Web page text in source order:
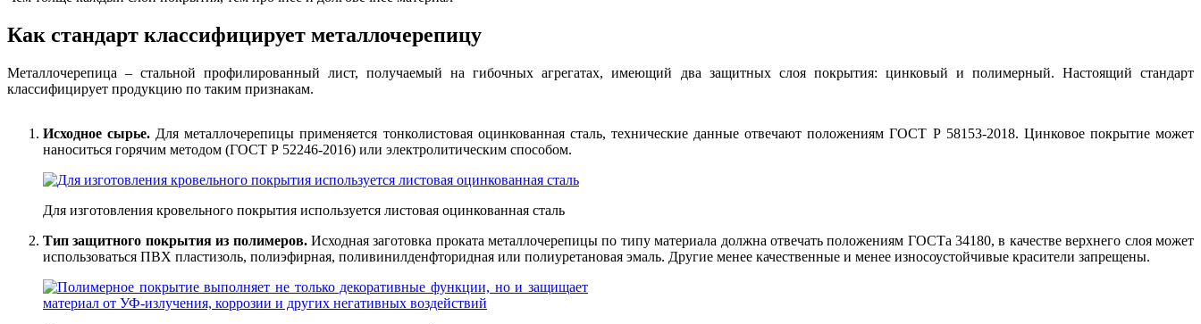
Как стандарт классифицирует металлочерепицу
Металлочерепица – стальной профилированный лист, получаемый на гибочных агрегатах, имеющий два защитных слоя покрытия: цинковый и полимерный. Настоящий стандарт
классифицирует продукцию по таким признакам.
Исходное сырье. Для металлочерепицы применяется тонколистовая оцинкованная сталь, технические данные отвечают положениям ГОСТ Р 58153-2018. Цинковое покрытие может
наноситься горячим методом (ГОСТ Р 52246-2016) или электролитическим способом.
Для изготовления кровельного покрытия используется листовая оцинкованная сталь
Тип защитного покрытия из полимеров.Исходная заготовка проката металлочерепицы по типу материала должна отвечать положениям ГОСТа 34180, в качестве верхнего слоя может
использоваться ПВХ пластизоль, полиэфирная, поливинилденфторидная или полиуретановая эмаль. Другие менее качественные и менее износоустойчивые красители запрещены.